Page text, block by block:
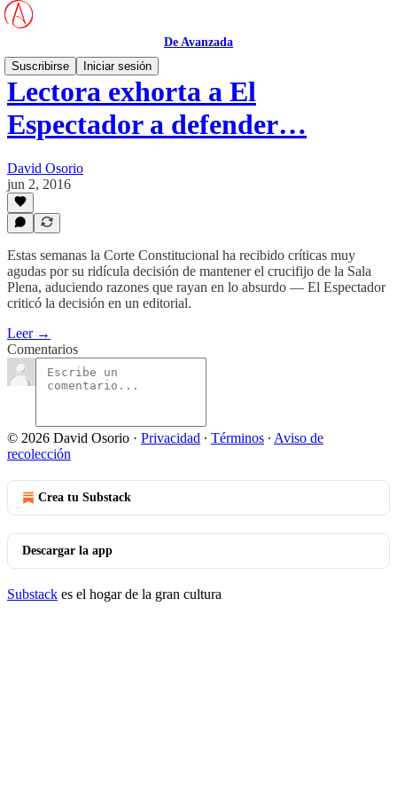
De Avanzada
Suscribirse
Iniciar sesión
Lectora exhorta a El
Espectador a defender…
David Osorio
jun 2, 2016
Estas semanas la Corte Constitucional ha recibido críticas muy
agudas por su ridícula decisión de mantener el crucifijo de la Sala
Plena, aduciendo razones que rayan en lo absurdo — El Espectador
criticó la decisión en un editorial.
Leer →
Comentarios
© 2026 David Osorio · Privacidad ∙ Términos ∙ Aviso de
recolección
Crea tu Substack
Descargar la app
Substack es el hogar de la gran cultura